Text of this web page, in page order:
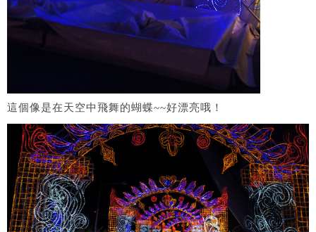
這個像是在天空中飛舞的蝴蝶~~好漂亮哦！